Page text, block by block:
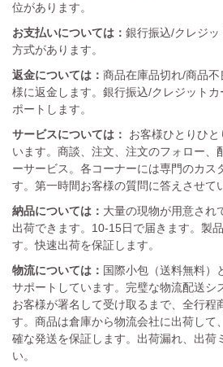
位があります。
お支払いについては： 銀行振込/クレジッ
方式があります。
返金については： 商品在庫品切れ/商品
様に返金します。銀行振込/クレジットカ
ポートします。
サービスについては：
お客様ひとりひ
います。商談、注文、注文のフォロー、
ーサービス。各コーナーには専門のカス
す。第一時間お客様の質問に答えさせて
納品については： 大量の現物が用意され
出荷できます。10-15日で届きます。製
す。快速出荷を保証します。
物流については： 国際小包（送料無料）
サポートしています。完璧な物流配送シ
お客様が署名して受け取るまで、全行程
す。商品は倉庫から物流会社に出荷して
確な発送を保証します。出荷漏れ、出荷
い。